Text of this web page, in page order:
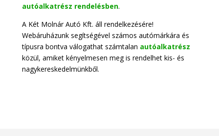
autóalkatrész rendelésben.
A Két Molnár Autó Kft. áll rendelkezésére!
Webáruházunk segítségével számos autómárkára és
típusra bontva válogathat számtalan autóalkatrész
közül, amiket kényelmesen meg is rendelhet kis- és
nagykereskedelmünkből.